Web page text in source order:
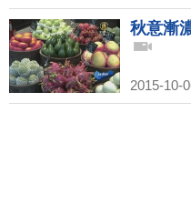
秋意漸
2015-10-